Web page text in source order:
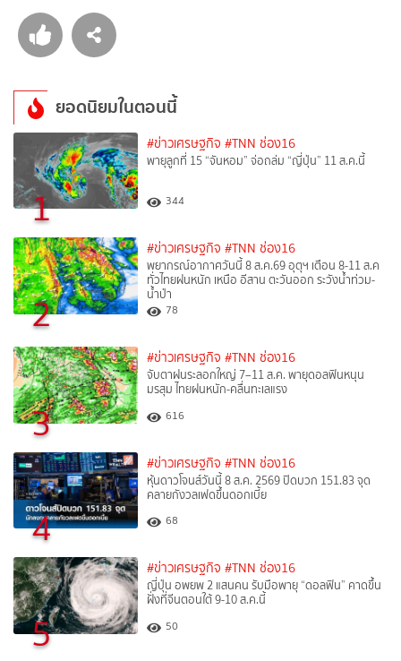
ยอดนิยมในตอนนี้
1
#ข่าวเศรษฐกิจ #TNN ช่อง16
พายุลูกที่ 15 “จันหอม” จ่อถล่ม “ญี่ปุ่น” 11 ส.ค.นี้
344
2
#ข่าวเศรษฐกิจ #TNN ช่อง16
พยากรณ์อากาศวันนี้ 8 ส.ค.69 อุตุฯ เตือน 8-11 ส.ค
ทั่วไทยฝนหนัก เหนือ อีสาน ตะวันออก ระวังน้ำท่วม-
น้ำป่า
78
3
#ข่าวเศรษฐกิจ #TNN ช่อง16
จับตาฝนระลอกใหญ่ 7–11 ส.ค. พายุดอลฟินหนุน
มรสุม ไทยฝนหนัก-คลื่นทะเลแรง
616
4
#ข่าวเศรษฐกิจ #TNN ช่อง16
หุ้นดาวโจนส์วันนี้ 8 ส.ค. 2569 ปิดบวก 151.83 จุด
คลายกังวลเฟดขึ้นดอกเบี้ย
68
5
#ข่าวเศรษฐกิจ #TNN ช่อง16
ญี่ปุ่น อพยพ 2 แสนคน รับมือพายุ “ดอลฟิน” คาดขึ้น
ฝั่งที่จีนตอนใต้ 9-10 ส.ค.นี้
50